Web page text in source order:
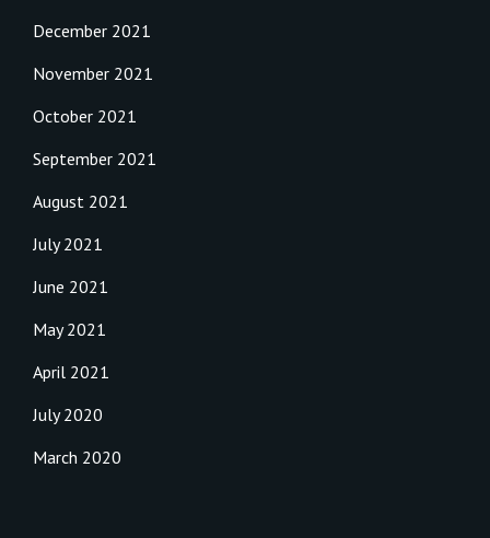
December 2021
November 2021
October 2021
September 2021
August 2021
July 2021
June 2021
May 2021
April 2021
July 2020
March 2020